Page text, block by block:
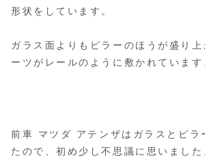
形状をしています。
ガラス面よりもピラーのほうが盛り
ーツがレールのように敷かれています
前車 マツダ アテンザはガラスとピラ
たので、初め少し不思議に思いました